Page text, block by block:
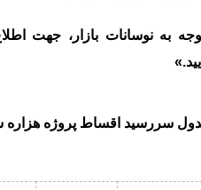
به نوسانات بازار، جهت
سررسید اقساط پروژه هزاره سوم – سال ۱۴۰۴بر